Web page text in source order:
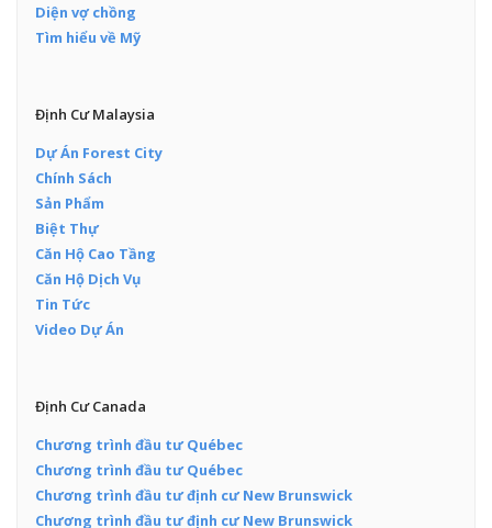
Diện vợ chồng
Tìm hiểu về Mỹ
Định Cư Malaysia
Dự Án Forest City
Chính Sách
Sản Phẩm
Biệt Thự
Căn Hộ Cao Tầng
Căn Hộ Dịch Vụ
Tin Tức
Video Dự Án
Định Cư Canada
Chương trình đầu tư Québec
Chương trình đầu tư Québec
Chương trình đầu tư định cư New Brunswick
Chương trình đầu tư định cư New Brunswick